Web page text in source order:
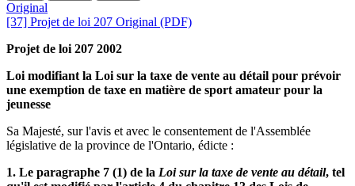
Original
[37] Projet de loi 207 Original (PDF)
Projet de loi 207 2002
Loi modifiant la Loi sur la taxe de vente au détail pour prévoir
une exemption de taxe en matière de sport amateur pour la
jeunesse
Sa Majesté, sur l'avis et avec le consentement de l'Assemblée
législative de la province de l'Ontario, édicte :
1. Le paragraphe 7 (1) de la Loi sur la taxe de vente au détail, tel